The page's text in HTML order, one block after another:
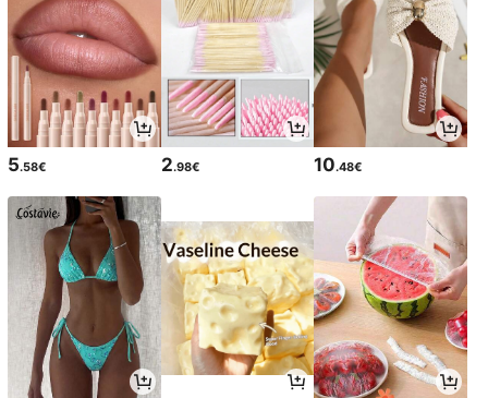
5.58€ 2.98€ 10.48€